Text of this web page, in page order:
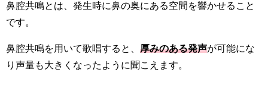
鼻腔共鳴とは、発生時に鼻の奥にある空間を響かせること
です。
鼻腔共鳴を用いて歌唱すると、 厚みのある発声が可能にな
り声量も大きくなったように聞こえます。